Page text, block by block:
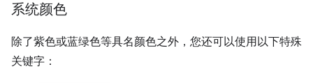
系统颜色
除了紫色或蓝绿色等具名颜色之外，您还可以使用以下特殊
关键字：